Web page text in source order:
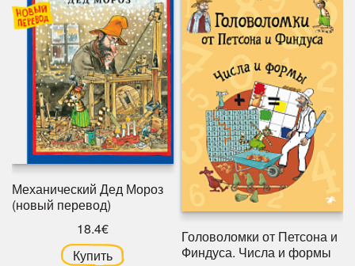
Механический Дед Мороз
(новый перевод)
18.4€
Купить
Головоломки от Петсона и
Финдуса. Числа и формы